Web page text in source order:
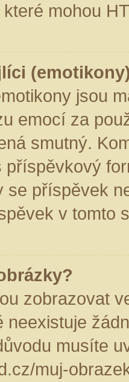
mohou
jsou
emocí za
smutný.
příspěvkový
se příspěvek
v tomto
zobrazovat
neexistuje
musíte
muj-